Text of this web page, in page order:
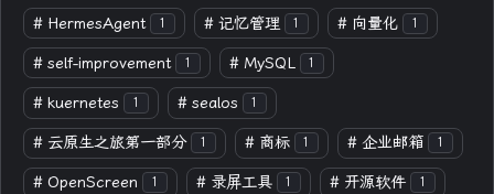
# HermesAgent 1 # 记忆管理 1 # 向量化 1
# self-improvement 1 # MySQL 1
# kuernetes 1 # sealos 1
# 云原生之旅第一部分 1 # 商标 1 # 企业邮箱 1
# OpenScreen 1 # 录屏工具 1 # 开源软件 1